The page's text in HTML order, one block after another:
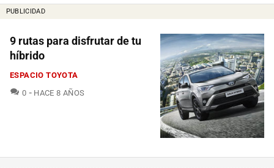
PUBLICIDAD
9 rutas para disfrutar de tu
híbrido
ESPACIO TOYOTA
0 COMENTARIOS
HACE 8 AÑOS